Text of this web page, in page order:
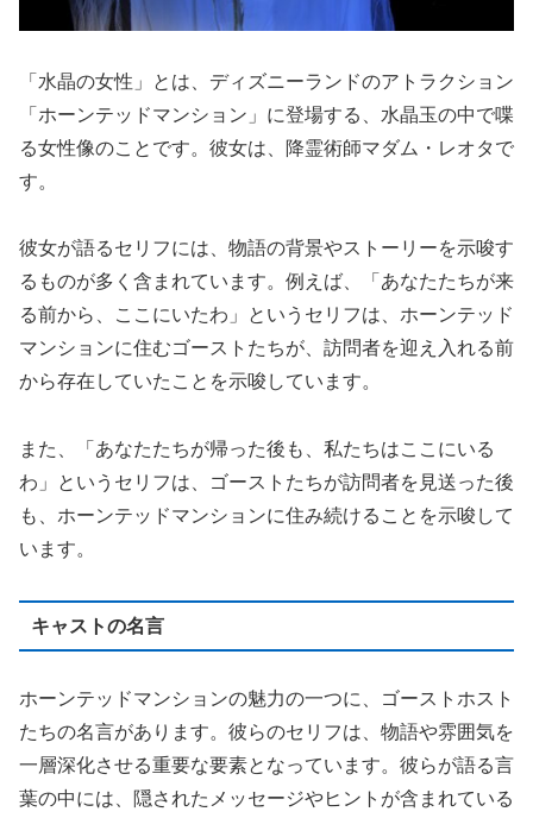
「水晶の女性」とは、ディズニーランドのアトラクション
「ホーンテッドマンション」に登場する、水晶玉の中で喋
る女性像のことです。彼女は、降霊術師マダム・レオタで
す。
彼女が語るセリフには、物語の背景やストーリーを示唆す
るものが多く含まれています。例えば、「あなたたちが来
る前から、ここにいたわ」というセリフは、ホーンテッド
マンションに住むゴーストたちが、訪問者を迎え入れる前
から存在していたことを示唆しています。
また、「あなたたちが帰った後も、私たちはここにいる
わ」というセリフは、ゴーストたちが訪問者を見送った後
も、ホーンテッドマンションに住み続けることを示唆して
います。
キャストの名言
ホーンテッドマンションの魅力の一つに、ゴーストホスト
たちの名言があります。彼らのセリフは、物語や雰囲気を
一層深化させる重要な要素となっています。彼らが語る言
葉の中には、隠されたメッセージやヒントが含まれている